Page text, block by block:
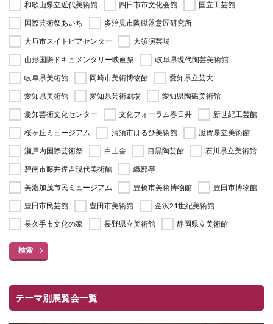
和歌山県立近代美術館 四日市市文化会館
国立工芸館
国際芸術祭あいち
多治見市陶磁器意匠研究所
大垣市スイトピアセンター
大須演芸場
山形国際ドキュメンタリー映画祭
岐阜県現代陶芸美術館
岐阜県美術館
岡崎市美術博物館
愛知県立芸大
愛知県美術館
愛知県芸術劇場
愛知県陶磁美術館
愛知芸術文化センター
文化フォーラム春日井
新世紀工芸館
桜ヶ丘ミュージアム
清須市はるひ美術館
滋賀県立美術館
瀬戸内国際芸術祭
白土舎 目黒陶芸館
石川県立美術館
碧南市藤井達吉現代美術館
織部亭
美濃加茂市民ミュージアム
豊橋市美術博物館
豊田市博物館
豊田市民芸館
豊田市美術館
金沢21世紀美術館
長久手市文化の家
長野県立美術館 静岡県立美術館
検索
テーマ別展覧会一覧